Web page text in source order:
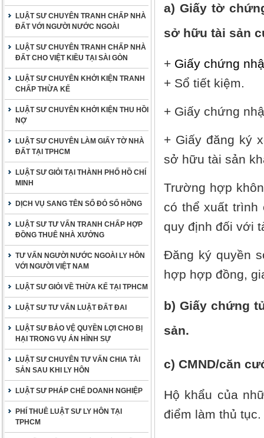
LUẬT SƯ CHUYÊN TRANH CHẤP NHÀ
ĐẤT VỚI NGƯỜI NƯỚC NGOÀI
LUẬT SƯ CHUYÊN TRANH CHẤP NHÀ
ĐẤT CHO VIỆT KIỀU TẠI SÀI GÒN
LUẬT SƯ CHUYÊN KHỞI KIỆN TRANH
CHẤP THỪA KẾ
LUẬT SƯ CHUYÊN KHỞI KIỆN THU HỒI
NỢ
LUẬT SƯ CHUYÊN LÀM GIẤY TỜ NHÀ
ĐẤT TẠI TPHCM
LUẬT SƯ GIỎI TẠI THÀNH PHỐ HỒ CHÍ
MINH
DỊCH VỤ SANG TÊN SỔ ĐỎ SỔ HỒNG
LUẬT SƯ TƯ VẤN TRANH CHẤP HỢP
ĐỒNG THUÊ NHÀ XƯỞNG
TƯ VẤN NGƯỜI NƯỚC NGOÀI LY HÔN
VỚI NGƯỜI VIỆT NAM
LUẬT SƯ GIỎI VỀ THỪA KẾ TẠI TPHCM
LUẬT SƯ TƯ VẤN LUẬT ĐẤT ĐAI
LUẬT SƯ BẢO VỆ QUYỀN LỢI CHO BỊ
HẠI TRONG VỤ ÁN HÌNH SỰ
LUẬT SƯ CHUYÊN TƯ VẤN CHIA TÀI
SẢN SAU KHI LY HÔN
LUẬT SƯ PHÁP CHẾ DOANH NGHIỆP
PHÍ THUÊ LUẬT SƯ LY HÔN TẠI
TPHCM
a) Giấy tờ
sở hữu tài sản
+ Giấy chứng
+ Sổ tiết kiệm.
+ Giấy chứng
+ Giấy đăng ký
sở hữu tài sản
Trường hợp
có thể xuất
quy định đối với
Đăng ký quyền
hợp hợp đồng,
b) Giấy chứng
sản.
c) CMND/căn
Hộ khẩu của
điểm làm thủ tục.